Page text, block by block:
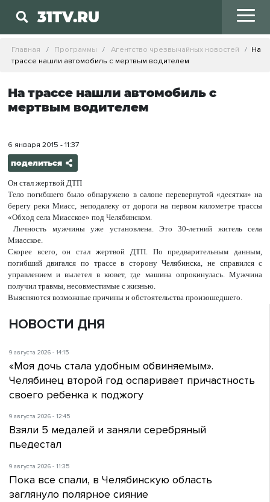
31TV.RU
Главная Программы Агентство чрезвычайных новостей
На
трассе нашли автомобиль с мертвым водителем
На трассе нашли автомобиль с
мертвым водителем
6 января 2015 - 11:37
поделиться
Он стал жертвой ДТП
Тело погибшего было обнаружено в салоне перевернутой «десятки» на
берегу реки Миасс, неподалеку от дороги на первом километре трассы
«Обход села Миасское» под Челябинском.
Личность мужчины уже установлена. Это 30-летний житель села
Миасское.
Скорее всего, он стал жертвой ДТП. По предварительным данным,
погибший двигался по трассе в сторону Челябинска, не справился с
управлением и вылетел в кювет, где машина опрокинулась. Мужчина
получил травмы, несовместимые с жизнью.
Выясняются возможные причины и обстоятельства произошедшего.
НОВОСТИ ДНЯ
9 августа 2026 - 14:15
«Моя дочь стала удобным обвиняемым».
Челябинец второй год оспаривает причастность
своего ребенка к поджогу
9 августа 2026 - 12:45
Взяли 5 медалей и заняли серебряный
пьедестал
9 августа 2026 - 11:35
Пока все спали, в Челябинскую область
заглянуло полярное сияние